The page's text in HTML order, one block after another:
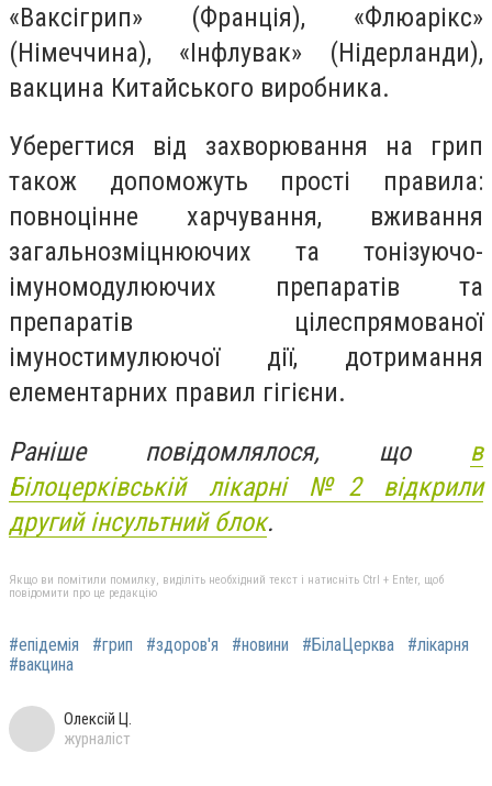
«Ваксігрип» (Франція), «Флюарікс»
(Німеччина), «Інфлувак» (Нідерланди),
вакцина Китайського виробника.
Уберегтися від захворювання на грип
також допоможуть прості правила:
повноцінне харчування, вживання
загальнозміцнюючих та тонізуючо-
імуномодулюючих препаратів та
препаратів цілеспрямованої
імуностимулюючої дії, дотримання
елементарних правил гігієни.
Раніше повідомлялося, що в
Білоцерківській лікарні №2 відкрили
другий інсультний блок.
Якщо ви помітили помилку, виділіть необхідний текст і натисніть Ctrl + Enter, щоб
повідомити про це редакцію
#епідемія #грип #здоров'я #новини #БілаЦерква
#лікарня
#вакцина
Олексій Ц.
журналіст